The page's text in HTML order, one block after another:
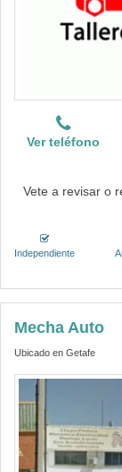
Ver teléfono
Vete a revisar o
Independiente
Mecha Auto
Ubicado en Getafe